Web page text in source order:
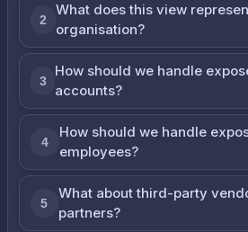
2
What does this view
organisation?
3
How should we handle
accounts?
4
How should we handle
employees?
5
What about third-party
partners?